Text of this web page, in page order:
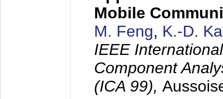
Mobile
M. Feng, K.-D.
IEEE
Component
(ICA 99),